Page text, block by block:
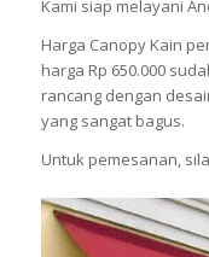
Kami siap melayani
Harga Canopy Kain
harga Rp 650.000
rancang dengan
yang sangat bagus.
Untuk pemesanan,